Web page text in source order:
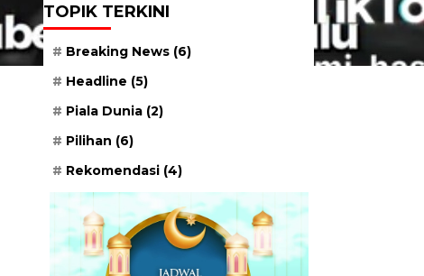
TOPIK TERKINI
Breaking News (6)
Headline (5)
Piala Dunia (2)
Pilihan (6)
Rekomendasi (4)